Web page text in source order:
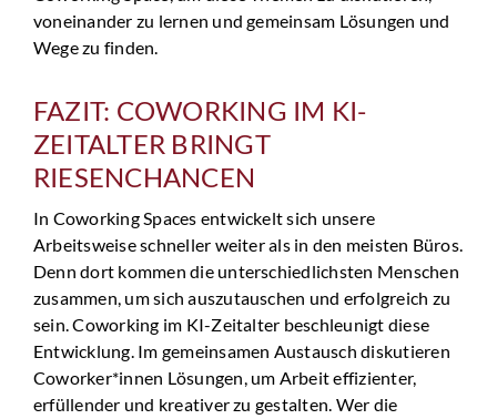
voneinander zu lernen und gemeinsam Lösungen und
Wege zu finden.
FAZIT: COWORKING IM KI-
ZEITALTER BRINGT
RIESENCHANCEN
In Coworking Spaces entwickelt sich unsere
Arbeitsweise schneller weiter als in den meisten Büros.
Denn dort kommen die unterschiedlichsten Menschen
zusammen, um sich auszutauschen und erfolgreich zu
sein. Coworking im KI-Zeitalter beschleunigt diese
Entwicklung. Im gemeinsamen Austausch diskutieren
Coworker*innen Lösungen, um Arbeit effizienter,
erfüllender und kreativer zu gestalten. Wer die